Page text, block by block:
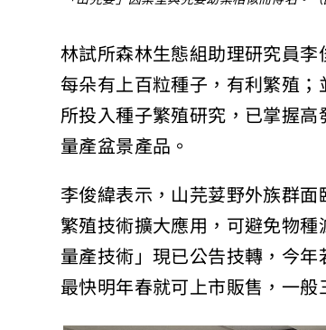
林試所森林生態組助理研究員
每朵有上百粒種子，有利繁殖
所投入種子繁殖研究，已掌握
量產盆景產品。
李俊緯表示，山芫荽野外族群
繁殖技術擴大應用，可避免物
量產技術」現已公告技轉，今
最快明年春就可上市販售，一